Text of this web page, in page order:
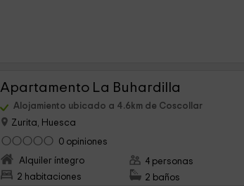
Apartamento La Buhardilla
Alojamiento ubicado a 4.6km de Coscollar
Zurita, Huesca
0 opiniones
Alquiler íntegro
2 habitaciones
4 personas
2 baños